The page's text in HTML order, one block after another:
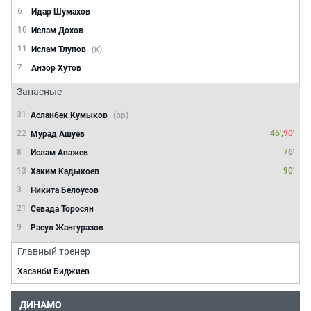
6
Идар Шумахов
10 Ислам Дохов
11
Ислам Тлупов (к)
7
Анзор Хутов
Запасные
31 Асланбек Кумыков
(вр)
22 Мурад Ашуев 46',90'
8
Ислам Апажев
76'
13 Хаким Кадыкоев
90'
3
Никита Белоусов
21
Севада Торосян
9
Расул Жангуразов
Главный тренер
Хасанби Биджиев
ДИНАМО